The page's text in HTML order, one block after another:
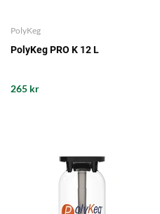
PolyKeg
PolyKeg PRO K 12 L
265 kr